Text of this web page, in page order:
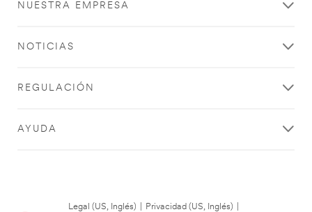
NUESTRA EMPRESA
NOTICIAS
REGULACIÓN
AYUDA
Legal (US, Inglés) Privacidad (US, Inglés)